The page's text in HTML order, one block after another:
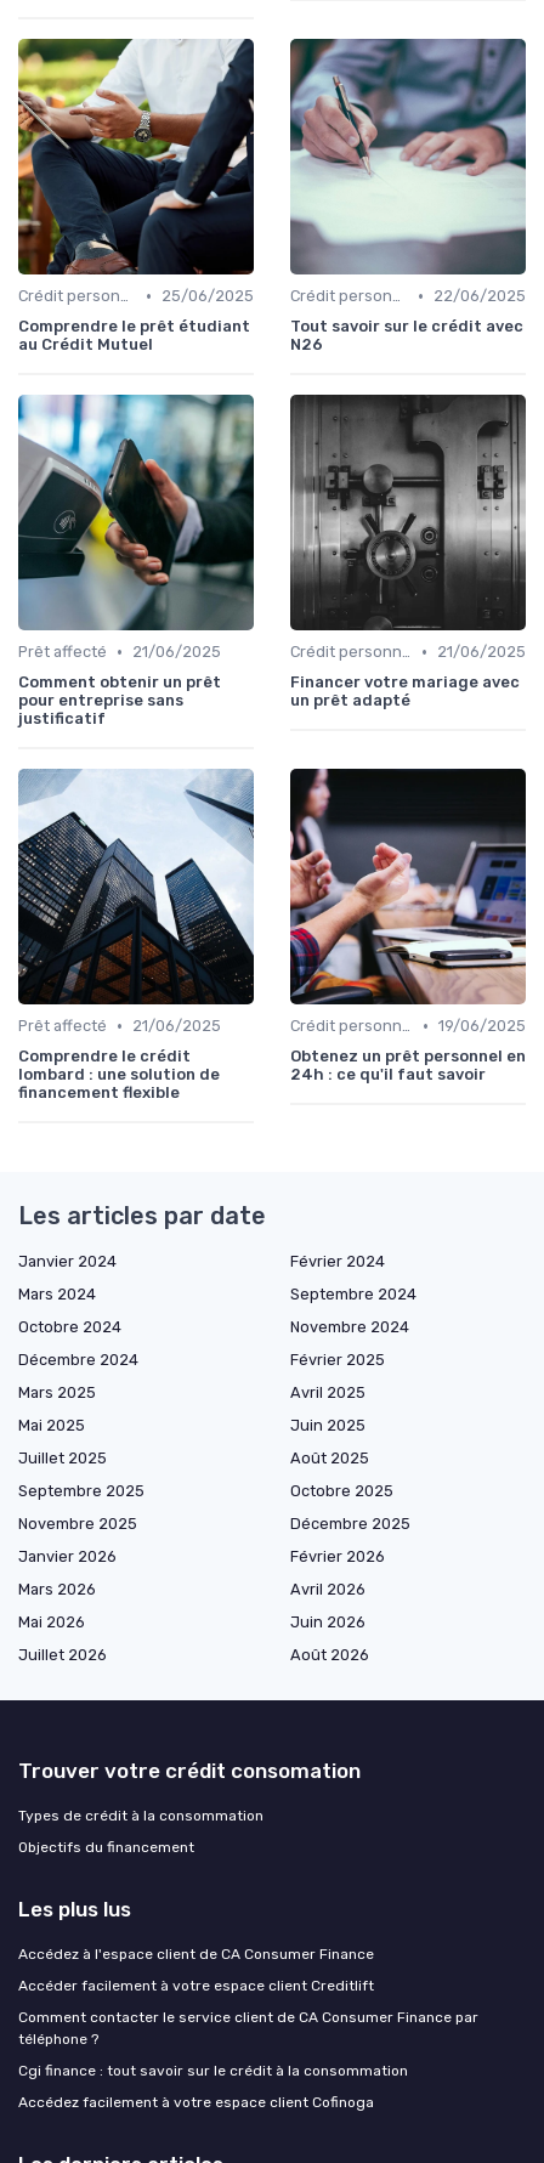
Crédit personnel •
25/06/2025
Comprendre le prêt étudiant
au Crédit Mutuel
Crédit personnel •
22/06/2025
Tout savoir sur le crédit avec
N26
Prêt affecté •
21/06/2025
Comment obtenir un prêt
pour entreprise sans
justificatif
Crédit personnel •
21/06/2025
Financer votre mariage avec
un prêt adapté
Prêt affecté •
21/06/2025
Comprendre le crédit
lombard : une solution de
financement flexible
Crédit personnel • 19/06/2025
Obtenez un prêt personnel en
24h : ce qu'il faut savoir
Les articles par date
Janvier 2024
Février 2024
Mars 2024
Septembre 2024
Octobre 2024
Novembre 2024
Décembre 2024
Février 2025
Mars 2025
Avril 2025
Mai 2025
Juin 2025
Juillet 2025
Août 2025
Septembre 2025
Octobre 2025
Novembre 2025
Décembre 2025
Janvier 2026
Février 2026
Mars 2026
Avril 2026
Mai 2026
Juin 2026
Juillet 2026
Août 2026
Trouver votre crédit consomation
Types de crédit à la consommation
Objectifs du financement
Les plus lus
Accédez à l'espace client de CA Consumer Finance
Accéder facilement à votre espace client Creditlift
Comment contacter le service client de CA Consumer Finance par
téléphone ?
Cgi finance : tout savoir sur le crédit à la consommation
Accédez facilement à votre espace client Cofinoga